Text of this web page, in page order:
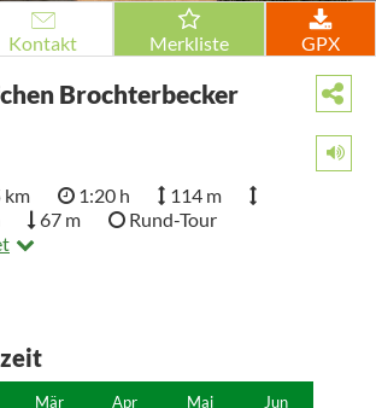
Kontakt Merkliste GPX
Brochterbecker
km 1:20 h
114 m
67 m
Rund-Tour
Mär Apr Mai Jun